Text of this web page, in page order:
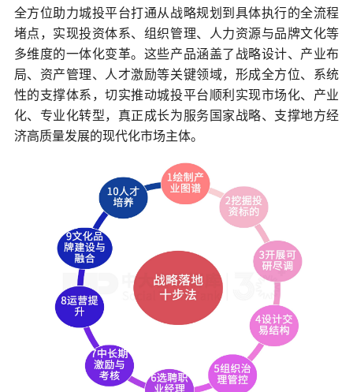
全方位助力城投平台打通从战略规划到具体执行的全流程
堵点，实现投资体系、组织管理、人力资源与品牌文化等
多维度的一体化变革。这些产品涵盖了战略设计、产业布
局、资产管理、人才激励等关键领域，形成全方位、系统
性的支撑体系，切实推动城投平台顺利实现市场化、产业
化、专业化转型，真正成长为服务国家战略、支撑地方经
济高质量发展的现代化市场主体。